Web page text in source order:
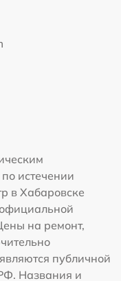
истечении
в Хабаровске
на ремонт,
публичной
Названия и